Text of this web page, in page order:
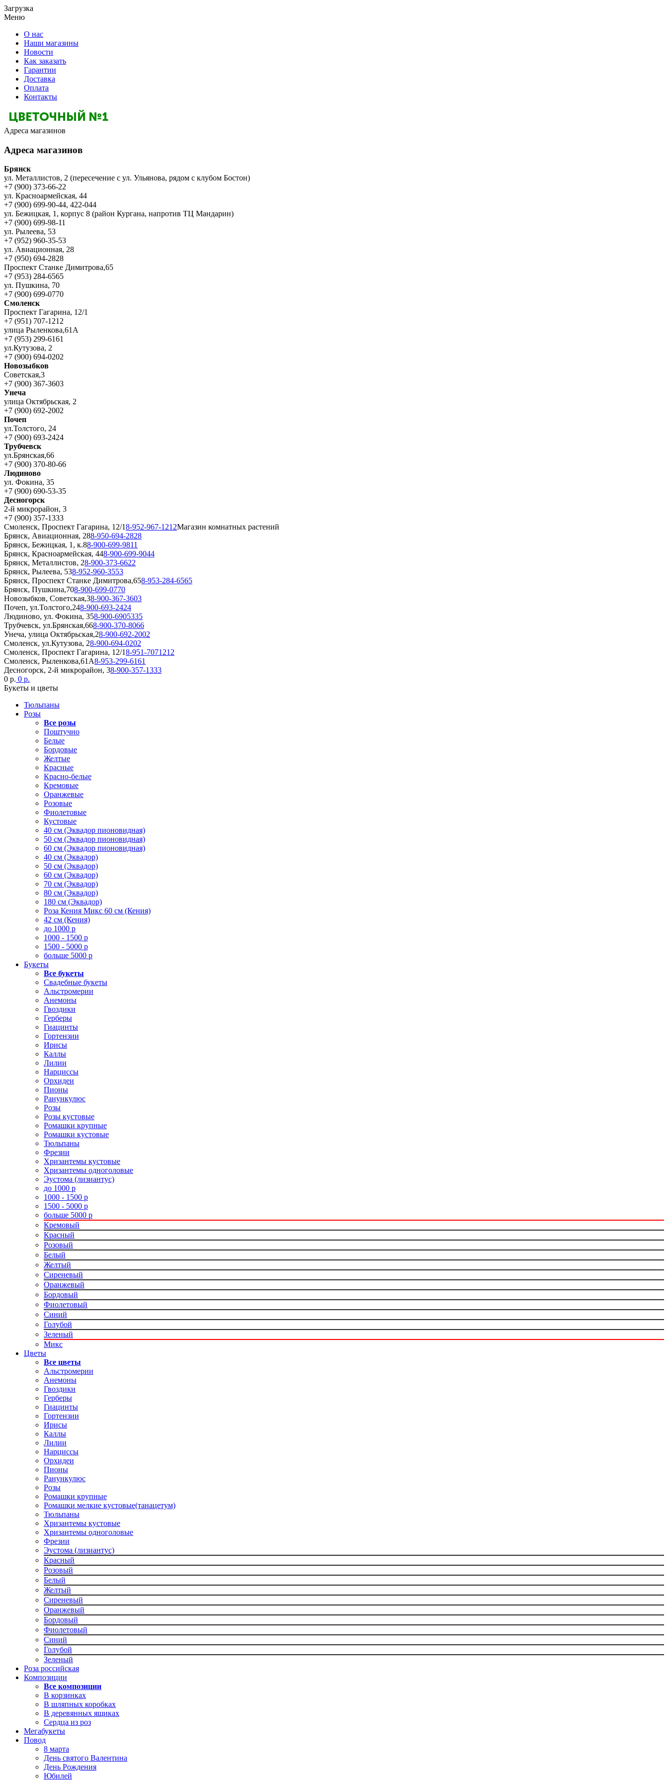
Загрузка
Меню
О нас
Наши магазины
Новости
Как заказать
Гарантии
Доставка
Оплата
Контакты
Адреса магазинов
Адреса магазинов
Брянск
ул. Металлистов, 2 (пересечение с ул. Ульянова, рядом с клубом Бостон)
+7 (900) 373-66-22
ул. Красноармейская, 44
+7 (900) 699-90-44, 422-044
ул. Бежицкая, 1, корпус 8 (район Кургана, напротив ТЦ Мандарин)
+7 (900) 699-98-11
ул. Рылеева, 53
+7 (952) 960-35-53
ул. Авиационная, 28
+7 (950) 694-2828
Проспект Станке Димитрова,65
+7 (953) 284-6565
ул. Пушкина, 70
+7 (900) 699-0770
Смоленск
Проспект Гагарина, 12/1
+7 (951) 707-1212
улица Рыленкова,61А
+7 (953) 299-6161
ул.Кутузова, 2
+7 (900) 694-0202
Новозыбков
Советская,3
+7 (900) 367-3603
Унеча
улица Октябрьская, 2
+7 (900) 692-2002
Почеп
ул.Толстого, 24
+7 (900) 693-2424
Трубчевск
ул.Брянская,66
+7 (900) 370-80-66
Людиново
ул. Фокина, 35
+7 (900) 690-53-35
Десногорск
2-й микрорайон, 3
+7 (900) 357-1333
Смоленск, Проспект Гагарина, 12/18-952-967-1212Магазин комнатных растений
Брянск, Авиационная, 288-950-694-2828
Брянск, Бежицкая, 1, к.88-900-699-9811
Брянск, Красноармейская, 448-900-699-9044
Брянск, Металлистов, 28-900-373-6622
Брянск, Рылеева, 538-952-960-3553
Брянск, Проспект Станке Димитрова,658-953-284-6565
Брянск, Пушкина,708-900-699-0770
Новозыбков, Советская,38-900-367-3603
Почеп, ул.Толстого,248-900-693-2424
Людиново, ул. Фокина, 358-900-6905335
Трубчевск, ул.Брянская,668-900-370-8066
Унеча, улица Октябрьская,28-900-692-2002
Смоленск, ул.Кутузова, 28-900-694-0202
Смоленск, Проспект Гагарина, 12/18-951-7071212
Смоленск, Рыленкова,61А8-953-299-6161
Десногорск, 2-й микрорайон, 38-900-357-1333
0 р. 0 р.
Букеты и цветы
Тюльпаны
Розы
Все розы
Поштучно
Белые
Бордовые
Желтые
Красные
Красно-белые
Кремовые
Оранжевые
Розовые
Фиолетовые
Кустовые
40 см (Эквадор пионовидная)
50 см (Эквадор пионовидная)
60 см (Эквадор пионовидная)
40 см (Эквадор)
50 см (Эквадор)
60 см (Эквадор)
70 см (Эквадор)
80 см (Эквадор)
180 см (Эквадор)
Роза Кения Микс 60 см (Кения)
42 см (Кения)
до 1000 р
1000 - 1500 р
1500 - 5000 р
больше 5000 р
Букеты
Все букеты
Свадебные букеты
Альстромерии
Анемоны
Гвоздики
Герберы
Гиацинты
Гортензии
Ирисы
Каллы
Лилии
Нарциссы
Орхидеи
Пионы
Ранункулюс
Розы
Розы кустовые
Ромашки крупные
Ромашки кустовые
Тюльпаны
Фрезии
Хризантемы кустовые
Хризантемы одноголовые
Эустома (лизиантус)
до 1000 р
1000 - 1500 р
1500 - 5000 р
больше 5000 р
Кремовый
Красный
Розовый
Белый
Желтый
Сиреневый
Оранжевый
Бордовый
Фиолетовый
Синий
Голубой
Зеленый
Микс
Цветы
Все цветы
Альстромерии
Анемоны
Гвоздики
Герберы
Гиацинты
Гортензии
Ирисы
Каллы
Лилии
Нарциссы
Орхидеи
Пионы
Ранункулюс
Розы
Ромашки крупные
Ромашки мелкие кустовые(танацетум)
Тюльпаны
Хризантемы кустовые
Хризантемы одноголовые
Фрезии
Эустома (лизиантус)
Красный
Розовый
Белый
Желтый
Сиреневый
Оранжевый
Бордовый
Фиолетовый
Синий
Голубой
Зеленый
Роза российская
Композиции
Все композиции
В корзинках
В шляпных коробках
В деревянных ящиках
Сердца из роз
Мегабукеты
Повод
8 марта
День святого Валентина
День Рождения
Юбилей